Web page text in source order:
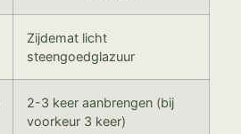
Zijdemat licht
steengoedglazuur
2-3 keer aanbrengen (bij
voorkeur 3 keer)